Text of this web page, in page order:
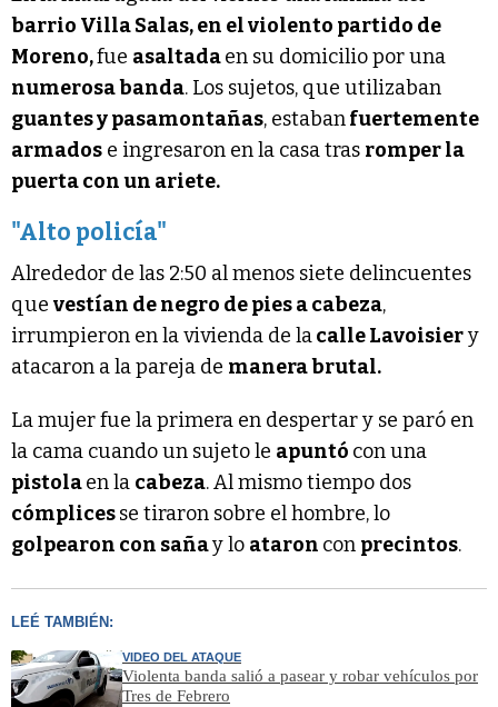
barrio Villa Salas, en el violento partido de
Moreno,fue asaltadaen su domicilio por una
numerosa banda. Los sujetos, que utilizaban
guantes y pasamontañas, estabanfuertemente
armados e ingresaron en la casa tras romper la
puerta con un ariete.
"Alto policía"
Alrededor de las 2:50 al menos siete delincuentes
que vestían de negro de pies a cabeza,
irrumpieron en la vivienda de lacalle Lavoisiery
atacaron a la pareja de manera brutal.
La mujer fue la primera en despertar y se paró en
la cama cuando un sujeto le apuntó con una
pistolaen la cabeza. Al mismo tiempo dos
cómplicesse tiraron sobre el hombre, lo
golpearon con sañay lo ataron con precintos.
LEÉ TAMBIÉN:
VIDEO DEL ATAQUE
Violenta banda salió a pasear y robar vehículos por
Tres de Febrero